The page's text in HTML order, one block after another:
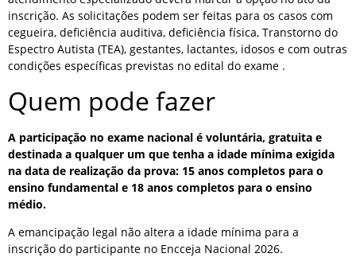
inscrição. As solicitações podem ser feitas para os casos com
cegueira, deficiência auditiva, deficiência física, Transtorno do
Espectro Autista (TEA), gestantes, lactantes, idosos e com outras
condições específicas previstas no edital do exame .
Quem pode fazer
A participação no exame nacional é voluntária, gratuita e
destinada a qualquer um que tenha a idade mínima exigida
na data de realização da prova: 15 anos completos para o
ensino fundamental e 18 anos completos para o ensino
médio.
A emancipação legal não altera a idade mínima para a
inscrição do participante no Encceja Nacional 2026.